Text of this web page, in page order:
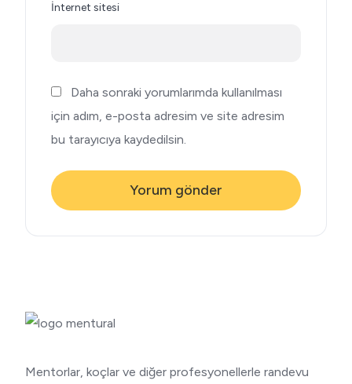
İnternet sitesi
Daha sonraki yorumlarımda kullanılması
için adım, e-posta adresim ve site adresim
bu tarayıcıya kaydedilsin.
Mentorlar, koçlar ve diğer profesyonellerle randevu